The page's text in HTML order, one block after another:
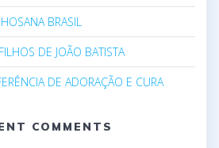
HOSANA BRASIL
DE JOÃO BATISTA
DE ADORAÇÃO E CURA
COMMENTS